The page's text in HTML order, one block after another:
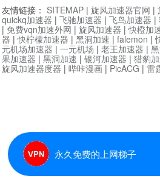
永久免费的上网梯子
友情链接： SITEMAP | 旋风加速器官网 |
quickq加速器 | 飞驰加速器 | 飞鸟加速器 |
| 免费vqn加速外网 | 旋风加速器 |快橙加
器 |快柠檬加速器 | 黑洞加速 | falemon |
元机场加速器 | 一元机场 | 老王加速器 |
果加速器 | 黑洞加速 | 银河加速器 | 猎豹
旋风加速器度器 | 哔咔漫画 | PicACG | 雷